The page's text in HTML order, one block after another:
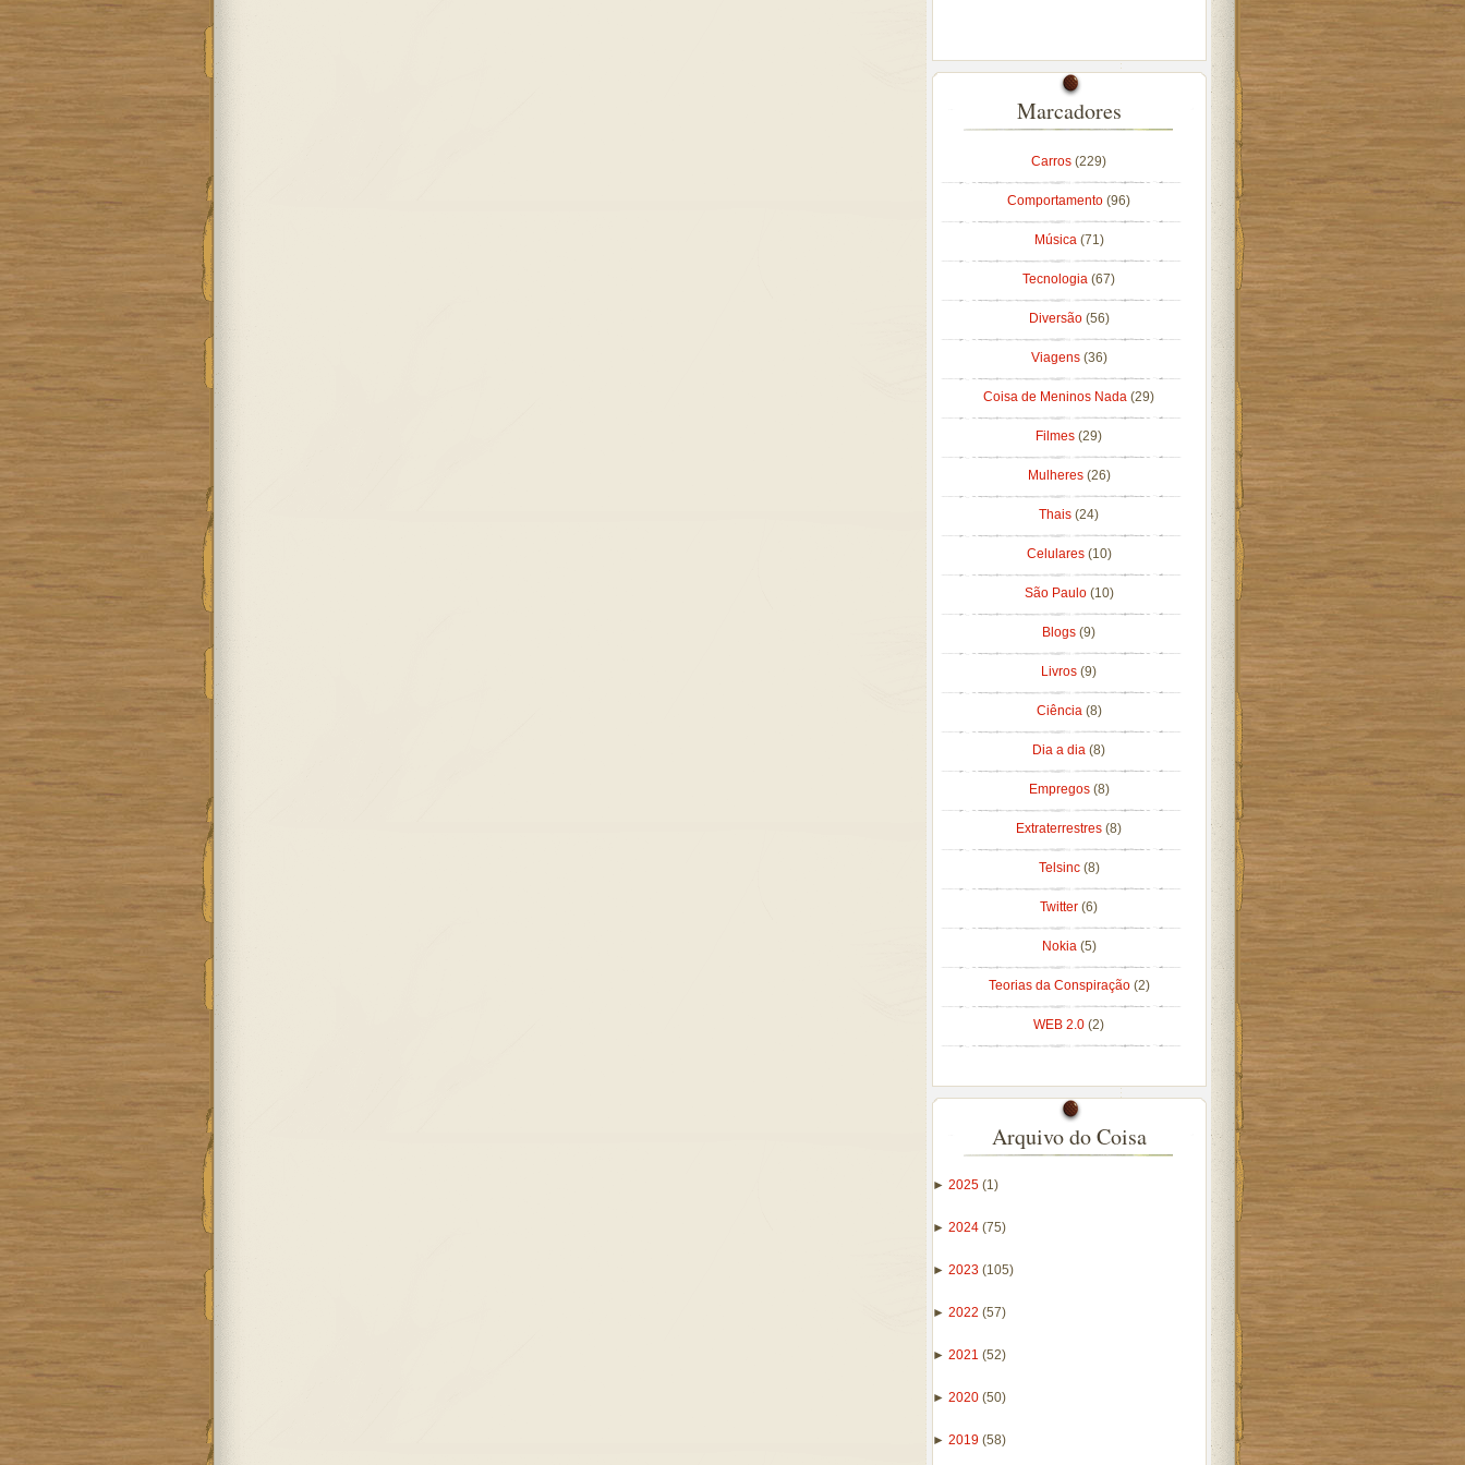
Marcadores
Carros (229)
Comportamento (96)
Música (71)
Tecnologia (67)
Diversão (56)
Viagens (36)
Coisa de Meninos Nada (29)
Filmes (29)
Mulheres (26)
Thais (24)
Celulares (10)
São Paulo (10)
Blogs (9)
Livros (9)
Ciência (8)
Dia a dia (8)
Empregos (8)
Extraterrestres (8)
Telsinc (8)
Twitter (6)
Nokia (5)
Teorias da Conspiração (2)
WEB 2.0 (2)
Arquivo do Coisa
► 2025 (1)
► 2024 (75)
► 2023 (105)
► 2022 (57)
► 2021 (52)
► 2020 (50)
► 2019 (58)